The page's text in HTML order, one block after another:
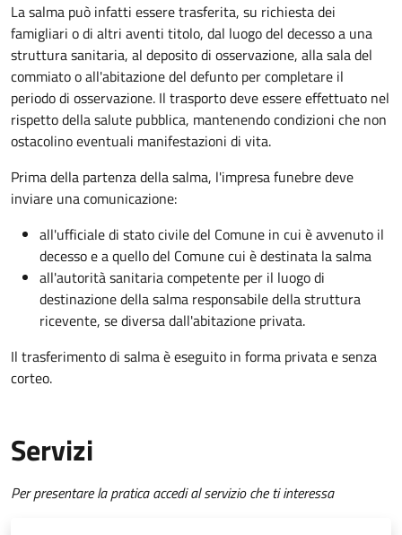
La salma può infatti essere trasferita, su richiesta dei
famigliari o di altri aventi titolo, dal luogo del decesso a una
struttura sanitaria, al deposito di osservazione, alla sala del
commiato o all'abitazione del defunto percompletare il
periodo di osservazione. Il trasporto deve essere effettuato nel
rispetto della salute pubblica, mantenendo condizioni che non
ostacolino eventuali manifestazioni di vita.
Prima della partenza della salma, l'impresa funebre deve
inviare una comunicazione:
all'ufficiale di stato civile del Comune in cui è avvenuto il
decesso e a quello del Comune cui è destinata la salma
all'autorità sanitaria competente per il luogo di
destinazione della salma responsabile della struttura
ricevente, se diversa dall'abitazione privata.
Il trasferimento di salma è eseguito in forma privata e senza
corteo.
Servizi
Per presentare la pratica accedi al servizio che ti interessa